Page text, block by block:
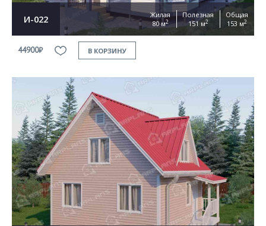
И-022
Жилая
80 м2
Полезная
151 м2
Общая
153 м2
44900₽ В КОРЗИНУ